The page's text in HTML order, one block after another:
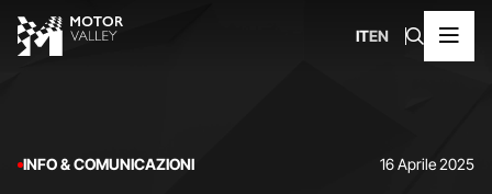
ITEN
INFO & COMUNICAZIONI 16 Aprile 2025